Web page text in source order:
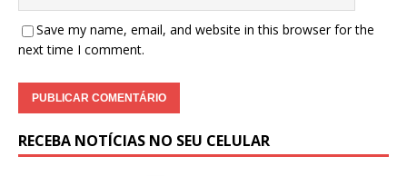
Save my name, email, and website in this browser for the
next time I comment.
RECEBA NOTÍCIAS NO SEU CELULAR